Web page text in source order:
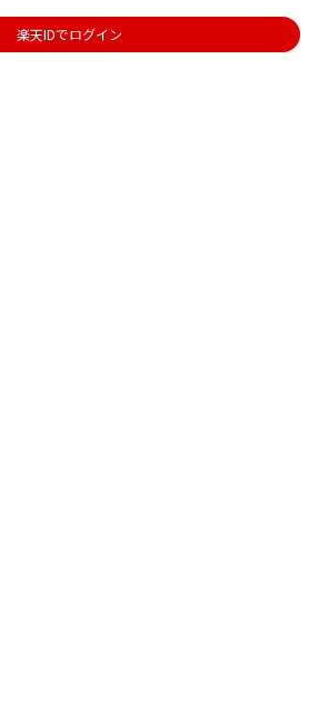
楽天IDでログイン